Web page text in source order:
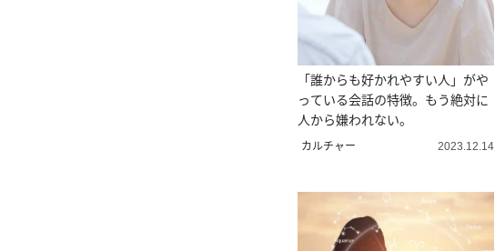
「誰からも好かれやすい人」がや
っている会話の特徴。もう絶対に
人から嫌われない。
カルチャー 2023.12.14